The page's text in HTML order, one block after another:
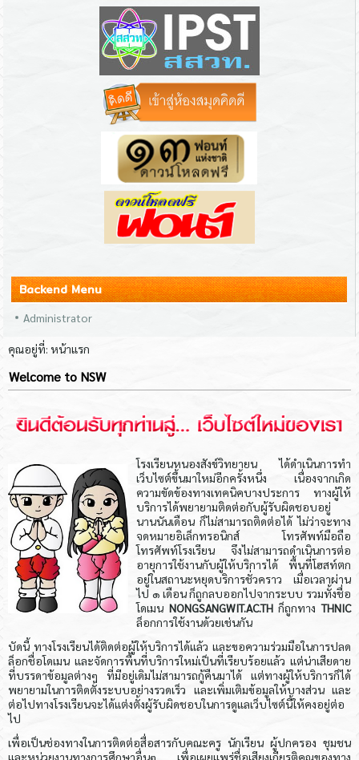
Backend Menu
Administrator
คุณอยู่ที่:หน้าแรก
Welcome to NSW
โรงเรียนหนองสังข์วิทยายน ได้ดำเนินการทำ
เว็บไซต์ขึ้นมาใหม่อีกครั้งหนึ่ง เนื่องจากเกิด
ความขัดข้องทางเทคนิคบางประการ ทางผู้ให้
บริการได้พยายามติดต่อกับผู้รับผิดชอบอยู่
นานนันเดือน ก็ไม่สามารถติดต่อได้ ไม่ว่าจะทาง
จดหมายอิเล็กทรอนิกส์ โทรศัพท์มือถือ
โทรศัพท์โรงเรียน จึงไม่สามารถดำเนินการต่อ
อายุการใช้งานกับผู้ให้บริการได้ พื้นที่โฮสท์ตก
อยู่ในสถานะหยุดบริการชั่วคราว เมื่อเวลาผ่าน
ไป ๑ เดือน ก็ถูกลบออกไปจากระบบ รวมทั้งชื่อ
โดเมน NONGSANGWIT.AC.THก็ถูกทางTHNIC
ล็อกการใช้งานด้วยเช่นกัน
บัดนี้ ทางโรงเรียนได้ติดต่อผู้ให้บริการได้แล้ว และขอความร่วมมือในการปลด
ล็อกชื่อโดเมน และจัดการพื้นที่บริการใหม่เป็นที่เรียบร้อยแล้ว แต่น่าเสียดาย
ที่บรรดาข้อมูลต่างๆ ที่มีอยู่เดิมไม่สามารถกู้คืนมาได้ แต่ทางผู้ให้บริการก็ได้
พยายามในการติดตั้งระบบอย่างรวดเร็ว และเพิ่มเติมข้อมูลให้บางส่วน และ
ต่อไปทางโรงเรียนจะได้แต่งตั้งผู้รับผิดชอบในการดูแลเว็บไซต์นี้ให้คงอยู่ต่อ
ไป
เพื่อเป็นช่องทางในการติดต่อสื่อสารกับคณะครู นักเรียน ผู้ปกครอง ชุมชน
และหน่วยงานทางการศึกษาอื่นๆ เพื่อเผยแพร่ชื่อเสียงเกียรติคุณของทาง